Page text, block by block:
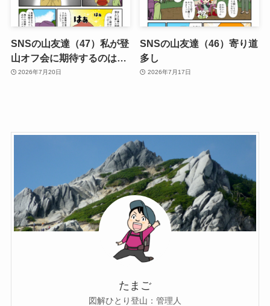
SNSの山友達（47）私が登
山オフ会に期待するのは…
2026年7月20日
SNSの山友達（46）寄り道
多し
2026年7月17日
たまご
図解ひとり登山：管理人